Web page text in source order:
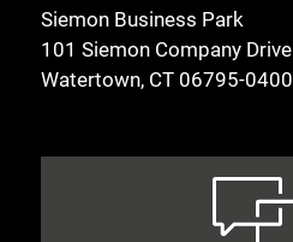
Siemon Business Park
101 Siemon Company Drive
Watertown, CT 06795-